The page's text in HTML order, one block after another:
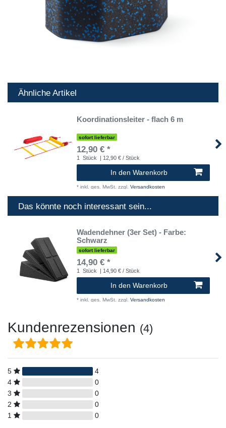
Ähnliche Artikel
Koordinationsleiter - flach 6 m
sofort lieferbar
12,90 € *
1 Stück | 12,90 € / Stück
In den Warenkorb
* inkl. ges. MwSt. zzgl. Versandkosten
Das könnte noch interessant sein...
Wadendehner (3er Set) - Farbe:
Schwarz
sofort lieferbar
14,90 € *
1 Stück | 14,90 € / Stück
In den Warenkorb
* inkl. ges. MwSt. zzgl. Versandkosten
Kundenrezensionen (4)
5
4
4
0
3
0
2
0
1
0